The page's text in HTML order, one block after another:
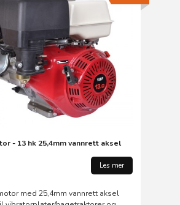
- 13 hk 25,4mm vannrett aksel
Les mer
med 25,4mm vannrett aksel